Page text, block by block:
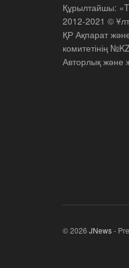
Құрылтайшы:
2012-2021 ©
ҚР Ақпарат
комитетінің
Авторлық және
© 2026 JNews-